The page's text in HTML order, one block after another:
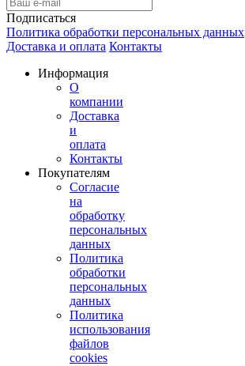
Подписаться
Политика обработки персональных данных
Доставка и оплата Контакты
Информация
О
компании
Доставка
и
оплата
Контакты
Покупателям
Согласие
на
обработку
персональных
данных
Политика
обработки
персональных
данных
Политика
использования
файлов
cookies